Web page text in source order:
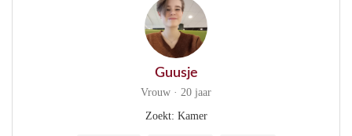
Guusje
Vrouw · 20 jaar
Zoekt: Kamer